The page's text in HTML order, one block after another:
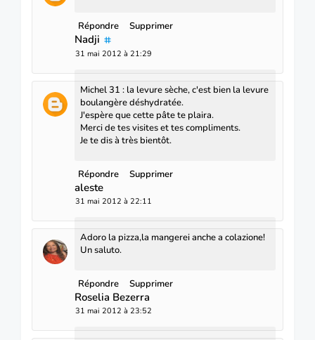
Répondre Supprimer
Nadji
31 mai 2012 à 21:29
Michel 31 : la levure sèche, c'est bien la levure
boulangère déshydratée.
J'espère que cette pâte te plaira.
Merci de tes visites et tes compliments.
Je te dis à très bientôt.
Répondre Supprimer
aleste
31 mai 2012 à 22:11
Adoro la pizza,la mangerei anche a colazione!
Un saluto.
Répondre Supprimer
Roselia Bezerra
31 mai 2012 à 23:52